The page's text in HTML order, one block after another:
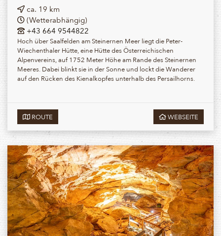
ca. 19 km
(Wetterabhängig)
+43 664 9544822
Hoch über Saalfelden am Steinernen Meer liegt die Peter-
Wiechenthaler Hütte, eine Hütte des Österreichischen
Alpenvereins, auf 1752 Meter Höhe am Rande des Steinernen
Meeres. Dabei blinkt sie in der Sonne und lockt die Wanderer
auf den Rücken des Kienalkopfes unterhalb des Persailhorns.
ROUTE WEBSEITE